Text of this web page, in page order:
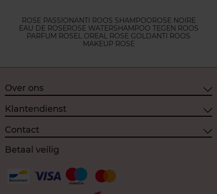
ROSE PASSIONANTI ROOS SHAMPOOROSE NOIRE
EAU DE ROSEROSE WATERSHAMPOO TEGEN ROOS
PARFUM ROSEL OREAL ROSE GOLDANTI ROOS
MAKEUP ROSE
Over ons
Klantendienst
Contact
Betaal veilig